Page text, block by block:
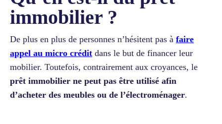
immobilier ?
De plus en plus de personnes n’hésitent pas à faire
appel au micro crédit dans le but de financer leur
mobilier. Toutefois, contrairement aux croyances, le
prêt immobilier ne peut pas être utilisé afin
d’acheter des meubles ou de l’électroménager.